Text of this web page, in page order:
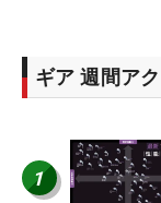
ギア 週間ア
1